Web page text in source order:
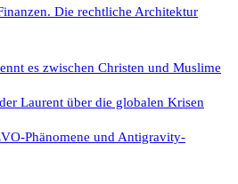
Die rechtliche Architektur
es zwischen Christen und Muslime
Laurent über die globalen Krisen
Phänomene und Antigravity-